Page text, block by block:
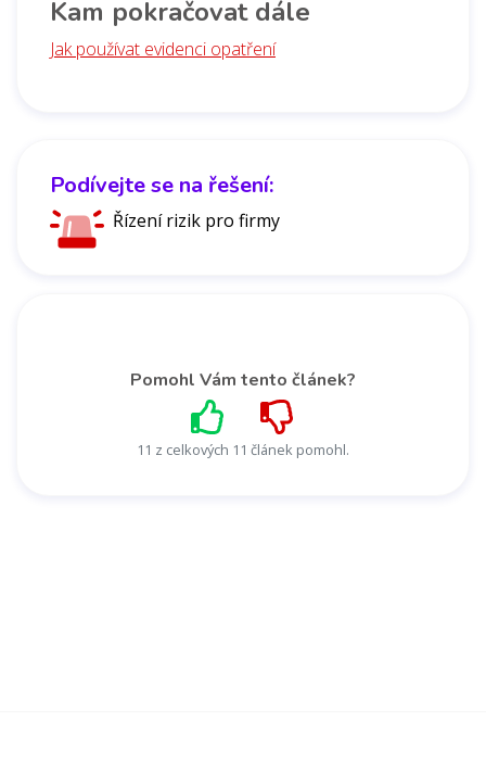
Podívejte se na řešení:
Řízení rizik pro firmy
Pomohl Vám tento článek?
11 z celkových 11 článek pomohl.
Kam pokračovat dále
Jak používat evidenci opatření